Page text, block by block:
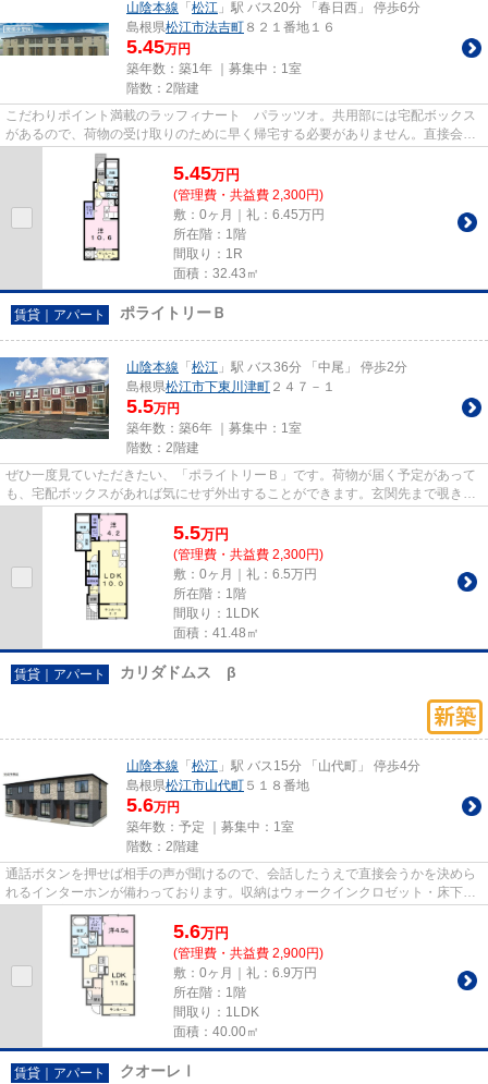
山陰本線 「 松江 」駅 バス20分 「春日西」 停歩6分
島根県松江市法吉町 ８２１番地１６
5.45万円
築年数：築1年 ｜募集中： 1室
階数：2階建
こだわりポイント満載のラッフィナート パラッツオ。共用部には宅配ボックス
があるので、荷物の受け取りのために早く帰宅する必要がありません。直接会わ
ずにインターホン越しに来訪...
5.45万円
(管理費・共益費 2,300円)
敷：0ヶ月｜礼：6.45万円
所在階：1階
間取り：1R
面積：32.43㎡
賃貸｜アパート ポライトリーＢ
山陰本線 「 松江 」駅 バス36分 「中尾」 停歩2分
島根県松江市下東川津町 ２４７－１
5.5万円
築年数：築6年 ｜募集中： 1室
階数：2階建
ぜひ一度見ていただきたい、「ポライトリーＢ」です。荷物が届く予定があって
も、宅配ボックスがあれば気にせず外出することができます。玄関先まで覗き穴
を覗きに行かなくてもインタ...
5.5万円
(管理費・共益費 2,300円)
敷：0ヶ月｜礼：6.5万円
所在階：1階
間取り：1LDK
面積：41.48㎡
賃貸｜アパート カリダドムス β
山陰本線 「 松江 」駅 バス15分 「山代町」 停歩4分
島根県松江市山代町 ５１８番地
5.6万円
築年数：予定 ｜募集中： 1室
階数：2階建
通話ボタンを押せば相手の声が聞けるので、会話したうえで直接会うかを決めら
れるインターホンが備わっております。収納はウォークインクロゼット・床下収
納など豊富なので、衣類や履...
5.6万円
(管理費・共益費 2,900円)
敷：0ヶ月｜礼：6.9万円
所在階：1階
間取り：1LDK
面積：40.00㎡
賃貸｜アパート クオーレⅠ